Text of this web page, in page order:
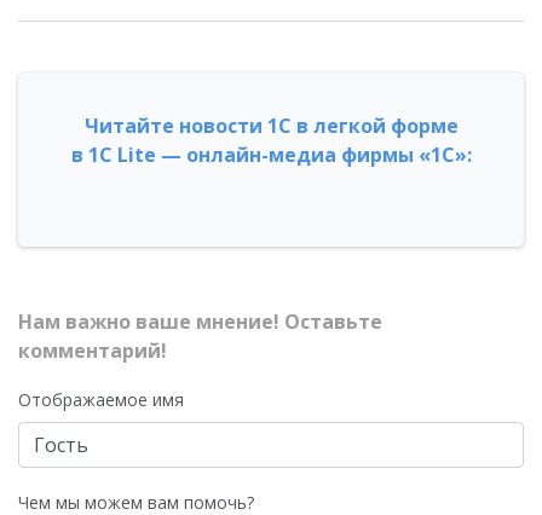
Читайте новости 1С в легкой форме
в 1С Lite — онлайн-медиа фирмы «1С»:
Нам важно ваше мнение! Оставьте
комментарий!
Отображаемое имя
Чем мы можем вам помочь?